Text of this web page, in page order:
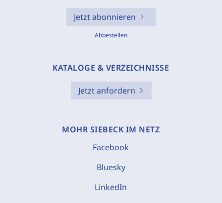
Jetzt abonnieren
Abbestellen
KATALOGE & VERZEICHNISSE
Jetzt anfordern
MOHR SIEBECK IM NETZ
Facebook
Bluesky
LinkedIn